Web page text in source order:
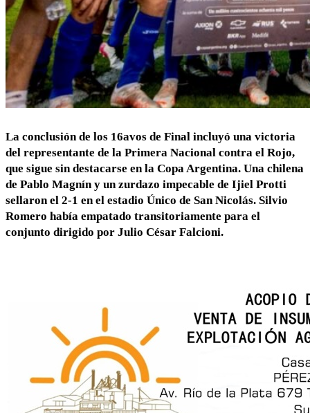
La conclusión de los 16avos de Final incluyó una victoria
del representante de la Primera Nacional contra el Rojo,
que sigue sin destacarse en la Copa Argentina. Una chilena
de Pablo Magnín y un zurdazo impecable de Ijiel Protti
sellaron el 2-1 en el estadio Único de San Nicolás. Silvio
Romero había empatado transitoriamente para el
conjunto dirigido por Julio César Falcioni.